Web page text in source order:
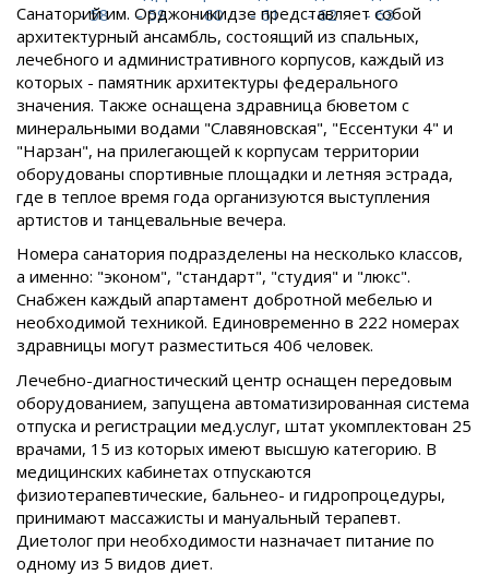
Санаторий им. Орджоникидзе представляет собой
архитектурный ансамбль, состоящий из спальных,
лечебного и административного корпусов, каждый из
которых - памятник архитектуры федерального
значения. Также оснащена здравница бюветом с
минеральными водами "Славяновская", "Ессентуки 4" и
"Нарзан", на прилегающей к корпусам территории
оборудованы спортивные площадки и летняя эстрада,
где в теплое время года организуются выступления
артистов и танцевальные вечера.
Номера санатория подразделены на несколько классов,
а именно: "эконом", "стандарт", "студия" и "люкс".
Снабжен каждый апартамент добротной мебелью и
необходимой техникой. Единовременно в 222 номерах
здравницы могут разместиться 406 человек.
Лечебно-диагностический центр оснащен передовым
оборудованием, запущена автоматизированная система
отпуска и регистрации мед.услуг, штат укомплектован 25
врачами, 15 из которых имеют высшую категорию. В
медицинских кабинетах отпускаются
физиотерапевтические, бальнео- и гидропроцедуры,
принимают массажисты и мануальный терапевт.
Диетолог при необходимости назначает питание по
одному из 5 видов диет.